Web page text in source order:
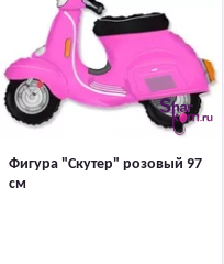
Фигура "Скутер" розовый 97
см